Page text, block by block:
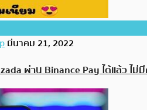
มีนาคม 21, 2022
ผ่าน Binance Pay ได้แล้ว ไม่